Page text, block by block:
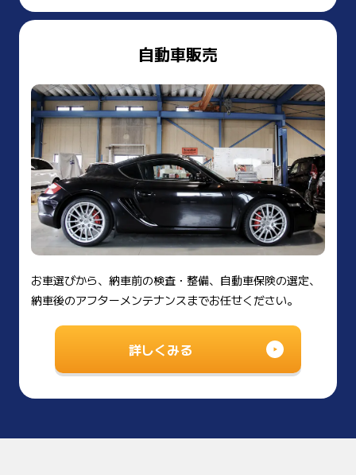
自動車販売
お車選びから、納車前の検査・整備、自動車保険の選定、
納車後のアフターメンテナンスまでお任せください。
詳しくみる